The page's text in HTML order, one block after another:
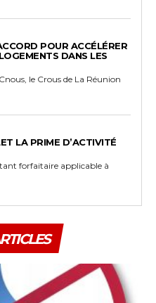
POUR ACCÉLÉRER
DANS LES
le Crous de La Réunion
LA PRIME D’ACTIVITÉ
forfaitaire applicable à